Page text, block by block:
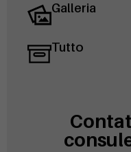
Galleria
Tutto